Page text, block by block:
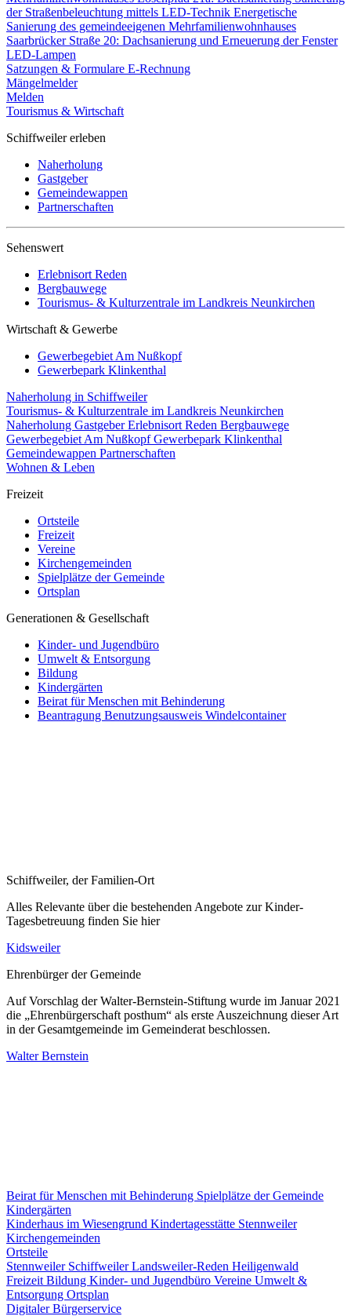
der Straßenbeleuchtung mittels LED-Technik Energetische
Sanierung des gemeindeeigenen Mehrfamilienwohnhauses
Saarbrücker Straße 20: Dachsanierung und Erneuerung der Fenster
LED-Lampen
Satzungen & Formulare E-Rechnung
Mängelmelder
Melden
Tourismus & Wirtschaft
Schiffweiler erleben
Naherholung
Gastgeber
Gemeindewappen
Partnerschaften
Sehenswert
Erlebnisort Reden
Bergbauwege
Tourismus- & Kulturzentrale im Landkreis Neunkirchen
Wirtschaft & Gewerbe
Gewerbegebiet Am Nußkopf
Gewerbepark Klinkenthal
Naherholung in Schiffweiler
Tourismus- & Kulturzentrale im Landkreis Neunkirchen
Naherholung GastgeberErlebnisort Reden Bergbauwege
Gewerbegebiet Am NußkopfGewerbepark Klinkenthal
Gemeindewappen Partnerschaften
Wohnen & Leben
Freizeit
Ortsteile
Freizeit
Vereine
Kirchengemeinden
Spielplätze der Gemeinde
Ortsplan
Generationen & Gesellschaft
Kinder- und Jugendbüro
Umwelt & Entsorgung
Bildung
Kindergärten
Beirat für Menschen mit Behinderung
Beantragung Benutzungsausweis Windelcontainer
Schiffweiler, der Familien-Ort
Alles Relevante über die bestehenden Angebote zur Kinder-
Tagesbetreuung finden Sie hier
Kidsweiler
Ehrenbürger der Gemeinde
Auf Vorschlag der Walter-Bernstein-Stiftung wurde im Januar 2021
die „Ehrenbürgerschaft posthum“ als erste Auszeichnung dieser Art
in der Gesamtgemeinde im Gemeinderat beschlossen.
Walter Bernstein
Beirat für Menschen mit Behinderung Spielplätze der Gemeinde
Kindergärten
Kinderhaus im Wiesengrund Kindertagesstätte Stennweiler
Kirchengemeinden
Ortsteile
Stennweiler SchiffweilerLandsweiler-Reden Heiligenwald
Freizeit Bildung Kinder- und Jugendbüro Vereine Umwelt &
Entsorgung Ortsplan
Digitaler Bürgerservice